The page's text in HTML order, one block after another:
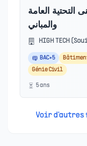
التحتية العامة
والمباني
HIGH TECH
BAC+5
Génie Civil
5ans
Voir